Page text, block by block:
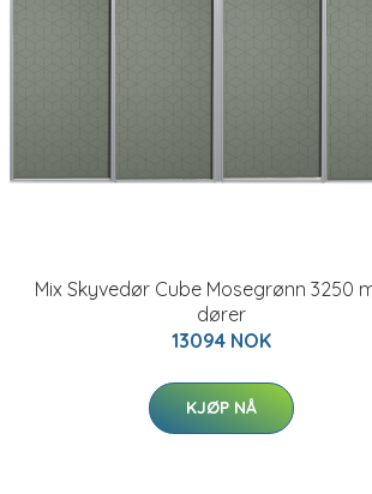
Mix Skyvedør Cube Mosegrønn 3250
dører
13094 NOK
KJØP NÅ